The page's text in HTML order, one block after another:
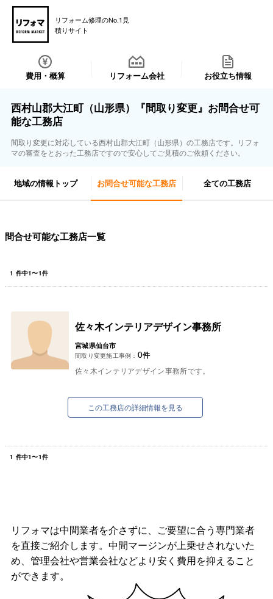
リフォーム修理のNo.1見
積りサイト
費用・概算 リフォーム会社 お役立ち情報
西村山郡大江町（山形県）『間取り変更』お問合せ可
能な工務店
間取り変更に対応している西村山郡大江町（山形県）の工務店です。リフォ
マの審査をとおった工務店ですので安心してご見積のご依頼ください。
地域の情報トップ お問合せ可能な工務店 全ての工務店
問合せ可能な工務店一覧
1 件中1〜1件
佐々木インテリアデザイン事務所
宮城県仙台市
間取り変更施工事例： 0件
佐々木インテリアデザイン事務所です。
この工務店の詳細情報を見る
1 件中1〜1件
リフォマは中間業者を介さずに、ご要望に合う専門業者
を直接ご紹介します。中間マージンが上乗せされないた
め、管理会社や営業会社などより安く費用を抑えること
ができます。